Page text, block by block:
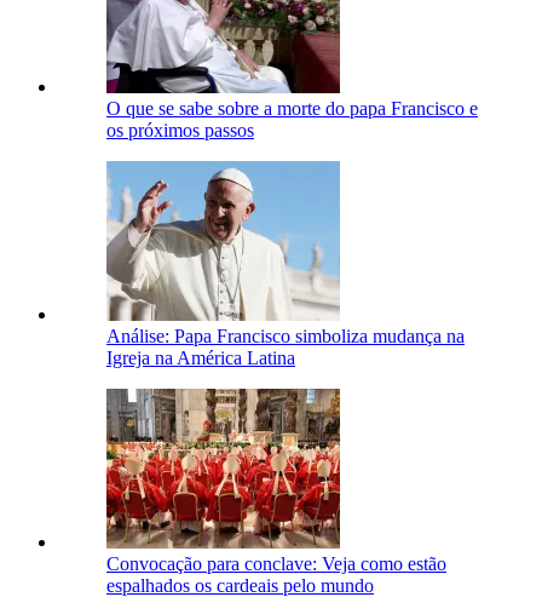
O que se sabe sobre a morte do papa Francisco e
os próximos passos
Análise: Papa Francisco simboliza mudança na
Igreja na América Latina
Convocação para conclave: Veja como estão
espalhados os cardeais pelo mundo